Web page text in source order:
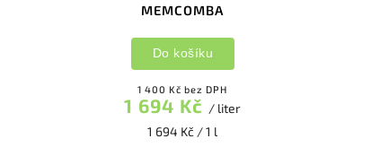
MEMCOMBA
1 400 Kč bez DPH
1 694 Kč / liter
1 694 Kč / 1 l
Do košíku